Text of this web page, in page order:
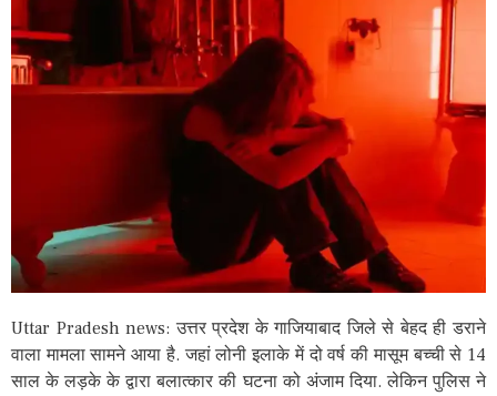
Uttar Pradesh news: उत्तर प्रदेश के गाजियाबाद जिले से बेहद ही डराने
वाला मामला सामने आया है. जहां लोनी इलाके में दो वर्ष की मासूम बच्ची से 14
साल के लड़के के द्वारा बलात्कार की घटना को अंजाम दिया. लेकिन पुलिस ने